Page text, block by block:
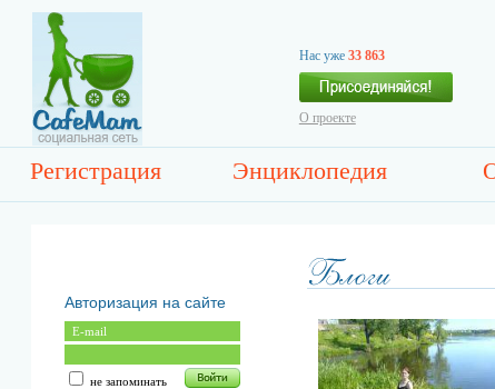
Нас уже 33 863
О проекте
Регистрация Энциклопедия
Авторизация на сайте
не запоминать